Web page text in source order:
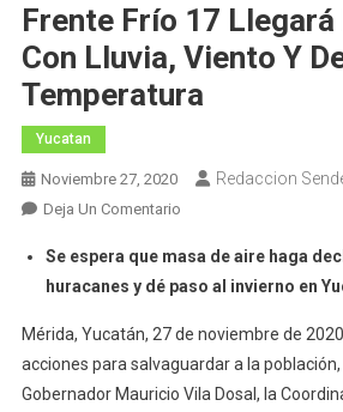
Frente Frío 17 Llegará
Con Lluvia, Viento Y
Temperatura
Yucatan
Noviembre 27, 2020 Redaccion
Deja Un ComentarioEn
Frío
17
Este
Lunes,
Con
Se espera que masa de aire haga
huracanes y dé paso al invierno en
Mérida, Yucatán, 27 de noviembre de
acciones para salvaguardar a la
Gobernador Mauricio Vila Dosal, la